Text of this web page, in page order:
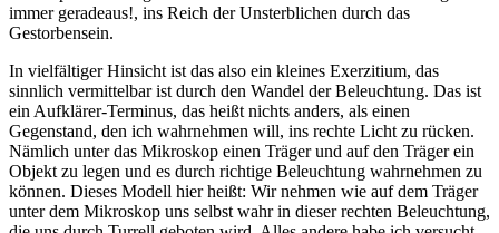
immer geradeaus!, ins Reich der Unsterblichen durch das
Gestorbensein.
In vielfältiger Hinsicht ist das also ein kleines Exerzitium, das
sinnlich vermittelbar ist durch den Wandel der Beleuchtung. Das ist
ein Aufklärer-Terminus, das heißt nichts anders, als einen
Gegenstand, den ich wahrnehmen will, ins rechte Licht zu rücken.
Nämlich unter das Mikroskop einen Träger und auf den Träger ein
Objekt zu legen und es durch richtige Beleuchtung wahrnehmen zu
können. Dieses Modell hier heißt: Wir nehmen wie auf dem Träger
unter dem Mikroskop uns selbst wahr in dieser rechten Beleuchtung,